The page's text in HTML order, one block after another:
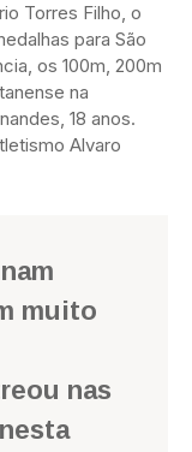
Torres Filho, o
para São
os 100m, 200m
na
18 anos.
Alvaro
muito
nas